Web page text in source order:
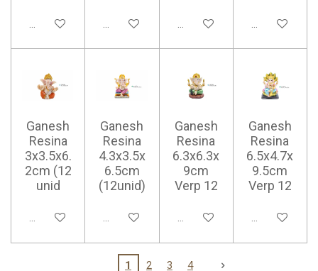
Ajouter au panier Ajouter au panier Ajouter au panier Ajouter au
Ganesh
Resina
3x3.5x6.
2cm (12
unid
Ajouter au panier
Ganesh
Resina
4.3x3.5x
6.5cm
(12unid)
Ajouter au panier
Ganesh
Resina
6.3x6.3x
9cm
Verp 12
Ajouter au panier
Ganesh
Resina
6.5x4.7x
9.5cm
Verp 12
Ajouter au
1 2 3 4